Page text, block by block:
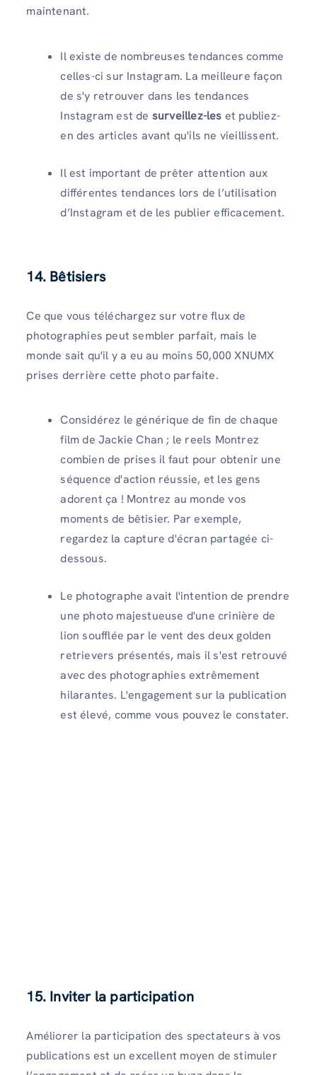
maintenant.
Il existe de nombreuses tendances comme
celles-ci sur Instagram. La meilleure façon
de s'y retrouver dans les tendances
Instagram est de surveillez-les et publiez-
en des articles avant qu'ils ne vieillissent.
Il est important de prêter attention aux
différentes tendances lors de l’utilisation
d’Instagram et de les publier efficacement.
14. Bêtisiers
Ce que vous téléchargez sur votre flux de
photographies peut sembler parfait, mais le
monde sait qu'il y a eu au moins 50,000 XNUMX
prises derrière cette photo parfaite.
Considérez le générique de fin de chaque
film de Jackie Chan ; le reels Montrez
combien de prises il faut pour obtenir une
séquence d'action réussie, et les gens
adorent ça ! Montrez au monde vos
moments de bêtisier. Par exemple,
regardez la capture d'écran partagée ci-
dessous.
Le photographe avait l'intention de prendre
une photo majestueuse d'une crinière de
lion soufflée par le vent des deux golden
retrievers présentés, mais il s'est retrouvé
avec des photographies extrêmement
hilarantes. L'engagement sur la publication
est élevé, comme vous pouvez le constater.
15. Inviter la participation
Améliorer la participation des spectateurs à vos
publications est un excellent moyen de stimuler